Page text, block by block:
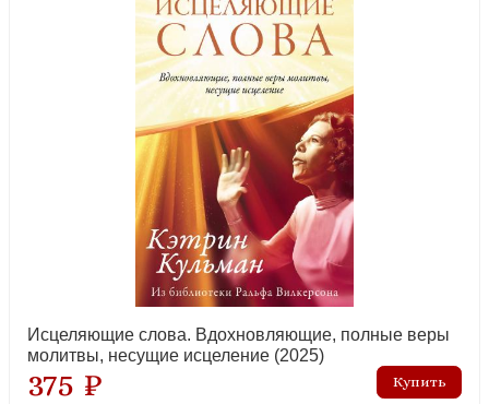
Исцеляющие слова. Вдохновляющие, полные веры
молитвы, несущие исцеление (2025)
375 ₽